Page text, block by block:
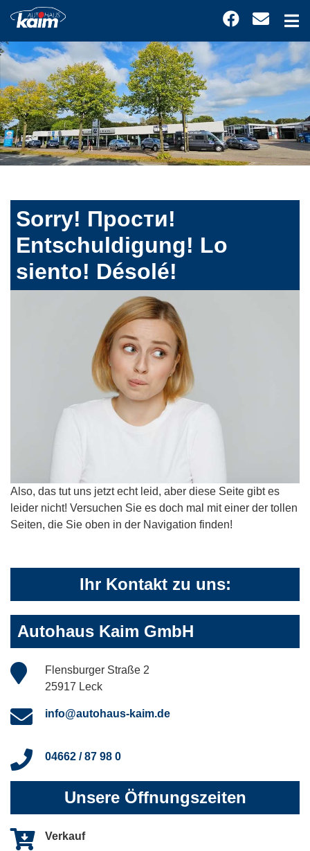
Sorry! Прости!
Entschuldigung! Lo
siento! Désolé!
Also, das tut uns jetzt echt leid, aber diese Seite gibt es
leider nicht! Versuchen Sie es doch mal mit einer der tollen
Seiten, die Sie oben in der Navigation finden!
Ihr Kontakt zu uns:
Autohaus Kaim GmbH
Flensburger Straße 2
25917 Leck
info@autohaus-kaim.de
04662 / 87 98 0
Unsere Öffnungszeiten
Verkauf